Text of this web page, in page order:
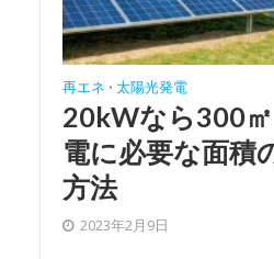
再エネ • 太陽光発電
20kWなら300
電に必要な面積
方法
2023年2月9日